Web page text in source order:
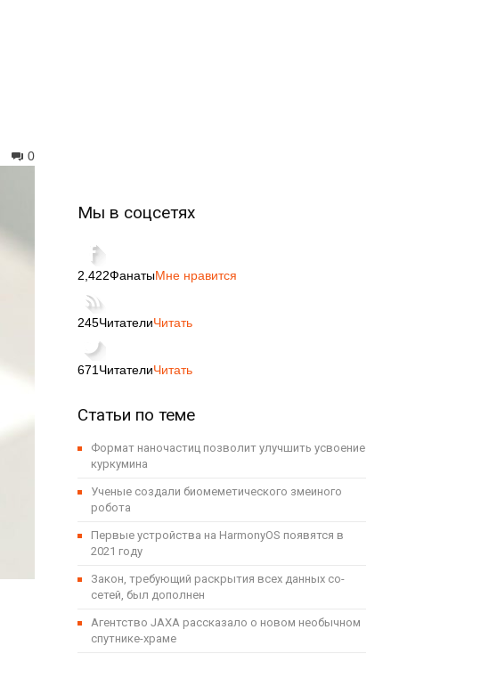
0
Мы в соцсетях
2,422ФанатыМне нравится
245ЧитателиЧитать
671 ЧитателиЧитать
Статьи по теме
Формат наночастиц позволит улучшить усвоение
куркумина
Ученые создали биомеметического змеиного
робота
Первые устройства на HarmonyOS появятся в
2021 году
Закон, требующий раскрытия всех данных со-
сетей, был дополнен
Агентство JAXA рассказало о новом необычном
спутнике-храме